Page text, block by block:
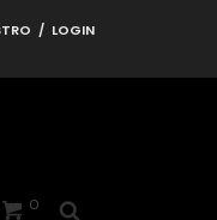
/ LOGIN
0